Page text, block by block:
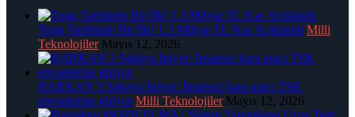
Togg Tarihinde Bir İlk! 1.3 Milyar TL Kar Açıklandı Milli
Teknolojiler Mayıs 12, 2026
BARKAN 3 Sahaya İniyor: İnsansız kara aracı TSK
envanterine giriyor Milli Teknolojiler Mayıs 12, 2026